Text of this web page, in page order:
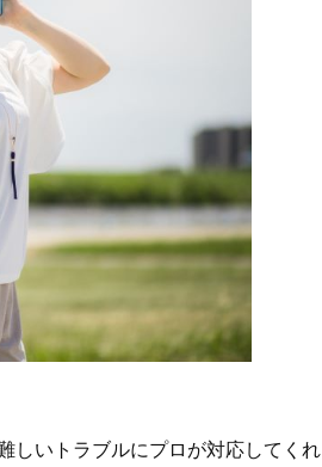
しいトラブルにプロが対応してくれ